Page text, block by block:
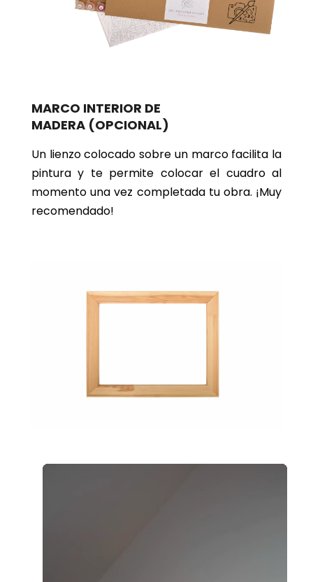
MARCO INTERIOR DE
MADERA (OPCIONAL)
Un lienzo colocado sobre un marco facilita la
pintura y te permite colocar el cuadro al
momento una vez completada tu obra. ¡Muy
recomendado!